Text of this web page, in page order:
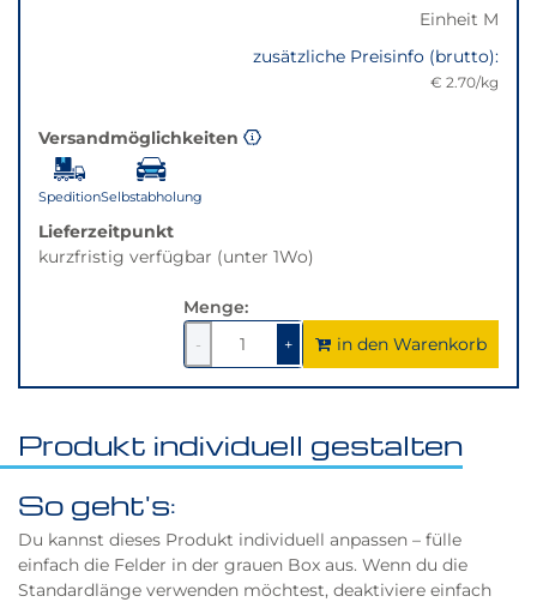
der
gewünschten
Variante.
Einheit M
zusätzliche Preisinfo (brutto):
€ 2.70/kg
Versandmöglichkeiten
SpeditionSelbstabholung
Lieferzeitpunkt
kurzfristig verfügbar (unter 1Wo)
Menge:
-
1
verringern
+1um
1
erhöhen
in den Warenkorb
Produkt individuell gestalten
So geht's:
Du kannst dieses Produkt individuell anpassen – fülle
einfach die Felder in der grauen Box aus. Wenn du die
Standardlänge verwenden möchtest, deaktiviere einfach